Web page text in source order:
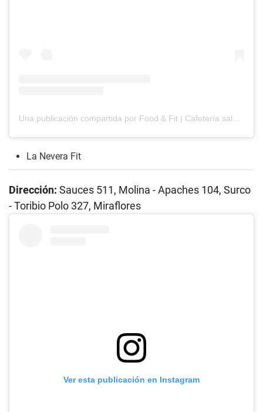
Una publicación compartida por Food & Fit | Cafetería saludable (@foodfitcafeteria)
La Nevera Fit
Dirección: Sauces 511, Molina - Apaches 104, Surco
- Toribio Polo 327, Miraflores
Ver esta publicación en Instagram